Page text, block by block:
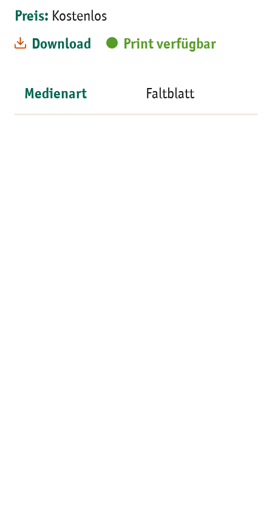
Preis: Kostenlos
Download
Print verfügbar
Medienart Faltblatt